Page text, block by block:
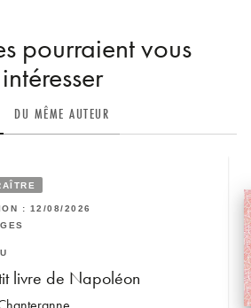
pourraient vous
intéresser
DU MÊME AUTEUR
: 12/08/2026
livre de Napoléon